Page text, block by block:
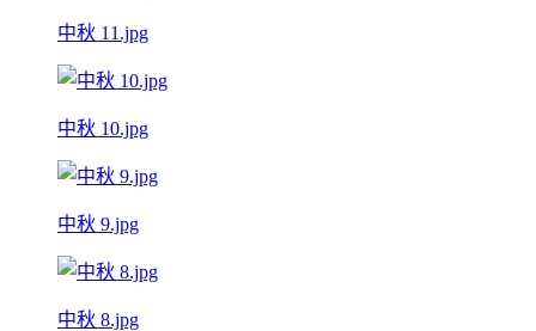
中秋 11.jpg
中秋 10.jpg
中秋 9.jpg
中秋 8.jpg